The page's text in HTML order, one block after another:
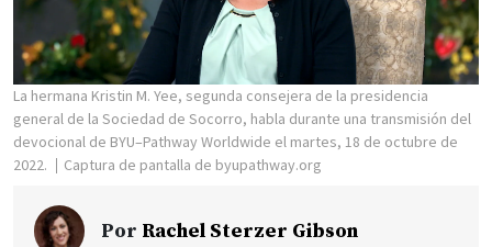
La hermana Kristin M. Yee, segunda consejera de la presidencia
general de la Sociedad de Socorro, habla durante una transmisión del
devocional de BYU–Pathway Worldwide el martes, 18 de octubre de
2022.
Captura de pantalla de byupathway.org
Por Rachel Sterzer Gibson